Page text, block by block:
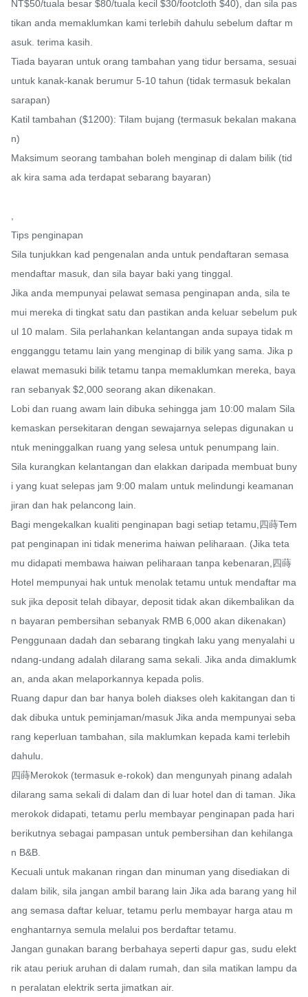
NT$50/tuala besar $80/tuala kecil $30/footcloth $40), dan sila pas
tikan anda memaklumkan kami terlebih dahulu sebelum daftar m
asuk. terima kasih.
Tiada bayaran untuk orang tambahan yang tidur bersama, sesuai
untuk kanak-kanak berumur 5-10 tahun (tidak termasuk bekalan
sarapan)
Katil tambahan ($1200): Tilam bujang (termasuk bekalan makana
n)
Maksimum seorang tambahan boleh menginap di dalam bilik (tid
ak kira sama ada terdapat sebarang bayaran)
,
Tips penginapan
Sila tunjukkan kad pengenalan anda untuk pendaftaran semasa
mendaftar masuk, dan sila bayar baki yang tinggal.
Jika anda mempunyai pelawat semasa penginapan anda, sila te
mui mereka di tingkat satu dan pastikan anda keluar sebelum puk
ul 10 malam. Sila perlahankan kelantangan anda supaya tidak m
engganggu tetamu lain yang menginap di bilik yang sama. Jika p
elawat memasuki bilik tetamu tanpa memaklumkan mereka, baya
ran sebanyak $2,000 seorang akan dikenakan.
Lobi dan ruang awam lain dibuka sehingga jam 10:00 malam Sila
kemaskan persekitaran dengan sewajarnya selepas digunakan u
ntuk meninggalkan ruang yang selesa untuk penumpang lain.
Sila kurangkan kelantangan dan elakkan daripada membuat buny
i yang kuat selepas jam 9:00 malam untuk melindungi keamanan
jiran dan hak pelancong lain.
Bagi mengekalkan kualiti penginapan bagi setiap tetamu,四蒔Tem
pat penginapan ini tidak menerima haiwan peliharaan. (Jika teta
mu didapati membawa haiwan peliharaan tanpa kebenaran,四蒔
Hotel mempunyai hak untuk menolak tetamu untuk mendaftar ma
suk jika deposit telah dibayar, deposit tidak akan dikembalikan da
n bayaran pembersihan sebanyak RMB 6,000 akan dikenakan)
Penggunaan dadah dan sebarang tingkah laku yang menyalahi u
ndang-undang adalah dilarang sama sekali. Jika anda dimaklumk
an, anda akan melaporkannya kepada polis.
Ruang dapur dan bar hanya boleh diakses oleh kakitangan dan ti
dak dibuka untuk peminjaman/masuk Jika anda mempunyai seba
rang keperluan tambahan, sila maklumkan kepada kami terlebih
dahulu.
四蒔Merokok (termasuk e-rokok) dan mengunyah pinang adalah
dilarang sama sekali di dalam dan di luar hotel dan di taman. Jika
merokok didapati, tetamu perlu membayar penginapan pada hari
berikutnya sebagai pampasan untuk pembersihan dan kehilanga
n B&B.
Kecuali untuk makanan ringan dan minuman yang disediakan di
dalam bilik, sila jangan ambil barang lain Jika ada barang yang hil
ang semasa daftar keluar, tetamu perlu membayar harga atau m
enghantarnya semula melalui pos berdaftar tetamu.
Jangan gunakan barang berbahaya seperti dapur gas, sudu elekt
rik atau periuk aruhan di dalam rumah, dan sila matikan lampu da
n peralatan elektrik serta jimatkan air.